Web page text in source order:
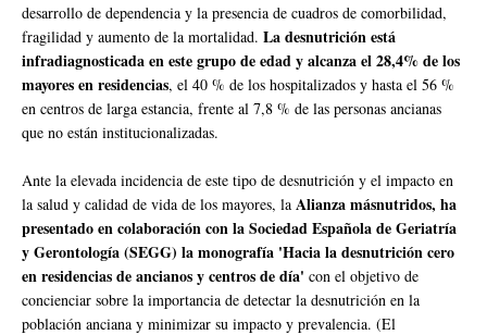
desarrollo de dependencia y la presencia de cuadros de comorbilidad,
fragilidad y aumento de la mortalidad. La desnutrición está
infradiagnosticada en este grupo de edad y alcanza el 28,4% de los
mayores en residencias, el 40 % de los hospitalizados y hasta el 56 %
en centros de larga estancia, frente al 7,8 % de las personas ancianas
que no están institucionalizadas.
Ante la elevada incidencia de este tipo de desnutrición y el impacto en
la salud y calidad de vida de los mayores, la Alianza másnutridos, ha
presentado en colaboración con la Sociedad Española de Geriatría
y Gerontología (SEGG) la monografía 'Hacia la desnutrición cero
en residencias de ancianos y centros de día' con el objetivo de
concienciar sobre la importancia de detectar la desnutrición en la
población anciana y minimizar su impacto y prevalencia. (El